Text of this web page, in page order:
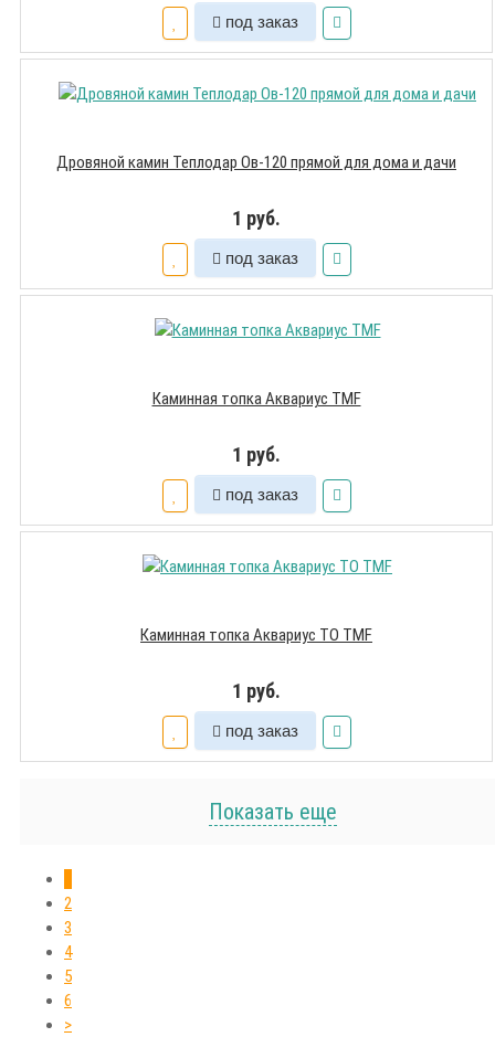
под заказ
Дровяной камин Теплодар Ов-120 прямой для дома и дачи
1 руб.
под заказ
Каминная топка Аквариус TMF
1 руб.
под заказ
Каминная топка Аквариус ТО TMF
1 руб.
под заказ
Показать еще
2
3
4
5
6
>